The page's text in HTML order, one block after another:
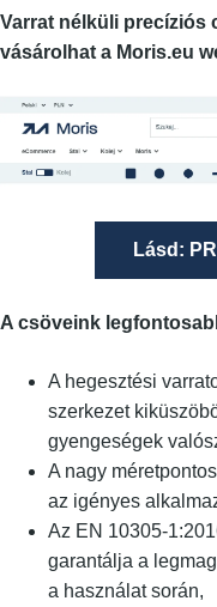
Varrat nélküli precíziós
vásárolhat a Moris.eu
Lásd:
A csöveink
A hegesztési
szerkezet
gyengeségek
A nagy
az igényes
Az EN 10305-
garantálja a
a használat során,